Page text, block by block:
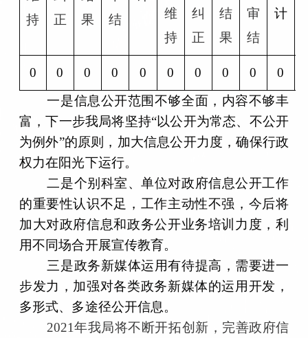
持
正
果
结
维
持
纠
正
结
果
审
结
计
0 0 0 0 0 0 0 0 0 0
一是信息公开范围不够全面，内容不够丰
富，下一步我局将坚持“以公开为常态、不公开
为例外”的原则，加大信息公开力度，确保行政
权力在阳光下运行。
二是个别科室、单位对政府信息公开工作
的重要性认识不足，工作主动性不强，今后将
加大对政府信息和政务公开业务培训力度，利
用不同场合开展宣传教育。
三是政务新媒体运用有待提高，需要进一
步发力，加强对各类政务新媒体的运用开发，
多形式、多途径公开信息。
2021年我局将不断开拓创新，完善政府信